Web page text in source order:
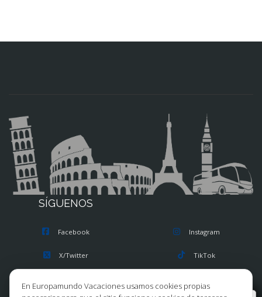
SÍGUENOS
Facebook
X/Twitter
Instagram
TikTok
En Europamundo Vacaciones usamos cookies propias